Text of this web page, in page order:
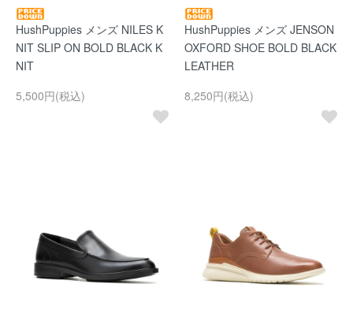
HushPuppies メンズ NILES K
NIT SLIP ON BOLD BLACK K
NIT
5,500円(税込)
HushPuppies メンズ JENSON
OXFORD SHOE BOLD BLACK
LEATHER
8,250円(税込)